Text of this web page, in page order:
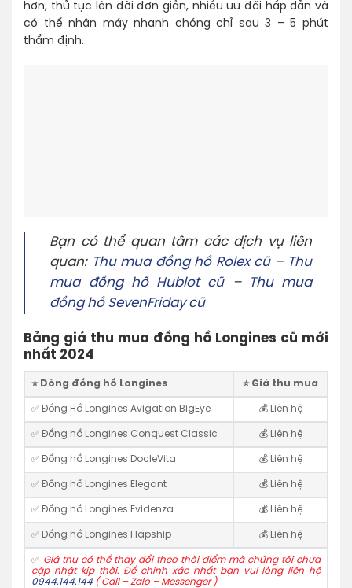
hơn, thủ tục lên đời đơn giản, nhiều ưu đãi hấp dẫn và
có thể nhận máy nhanh chóng chỉ sau 3 – 5 phút
thẩm định.
Bạn có thể quan tâm các dịch vụ liên
quan: Thu mua đồng hồ Rolex cũ– Thu
mua đồng hồ Hublot cũ–
Thu mua
đồng hồ SevenFriday cũ
Bảng giá thu mua đồng hồ Longines cũ mới
nhất 2024
⭐️ Dòng đồng hồ Longines ⭐️ Giá thu mua
✅ Đồng Hồ Longines Avigation BigEye 💰 Liên hệ
✅ Đồng hồ Longines Conquest Classic 💰 Liên hệ
✅ Đồng hồ Longines DocleVita 💰 Liên hệ
✅ Đồng hồ Longines Elegant 💰 Liên hệ
✅ Đồng hồ Longines Evidenza 💰 Liên hệ
✅ Đồng hồ Longines Flapship 💰 Liên hệ
✅ Giá thu có thể thay đổi theo thời điểm mà chúng tôi chưa
cập nhật kịp thời. Để chính xác nhất bạn vui lòng liên hệ
0944.144.144 ( Call – Zalo – Messenger )